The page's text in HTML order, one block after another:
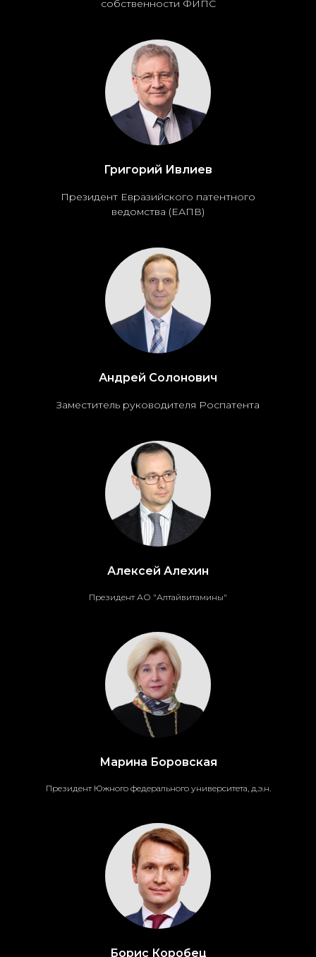
собственности ФИПС
Григорий Ивлиев
Президент Евразийского патентного
ведомства (ЕАПВ)
Андрей Солонович
Заместитель руководителя Роспатента
Алексей Алехин
Президент АО "Алтайвитамины"
Марина Боровская
Президент Южного федерального университета, д.э.н.
Борис Коробец